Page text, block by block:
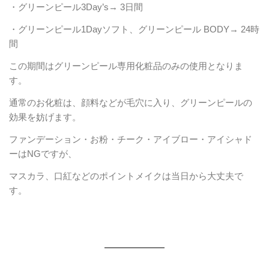
・ グリーンピール3Day’s→ 3日間
・グリーンピール1Dayソフト、グリーンピール BODY→ 24時
間
この期間はグリーンピール専用化粧品のみの使用となりま
す。
通常のお化粧は、顔料などが毛穴に入り、グリーンピールの
効果を妨げます。
ファンデーション・お粉・チーク・アイブロー・アイシャド
ーはNGですが、
マスカラ、口紅などのポイントメイクは当日から大丈夫で
す。